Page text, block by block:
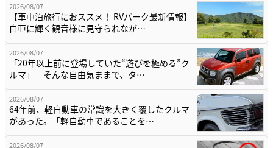
2026/08/07
【車中泊旅行におススメ！ RVパーク最新情報】
白亜に輝く観音様に見守られなが…
2026/08/07
「20年以上前に登場していた“遊びを極める”ク
ルマ」 そんな自由気ままで、タ…
2026/08/07
64年前、軽自動車の常識を大きく覆したクルマ
があった。「軽自動車であることを…
2026/08/07